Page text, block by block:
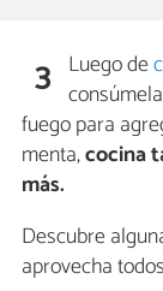
3 Luego de
fuego para
menta,cocina
más.
Descubre
aprovecha